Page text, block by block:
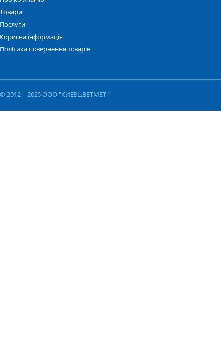
Товари
Послуги
Корисна інформація
Політика повернення товарів
© 2012—2025 ООО "КИЕВЦВЕТМЕТ"